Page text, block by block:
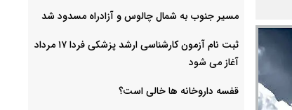
مسیر جنوب به شمال چالوس و آزادراه مسدود شد
ثبت نام آزمون کارشناسی ارشد پزشکی فردا ۱۷ مرداد
آغاز می شود
قفسه داروخانه ها خالی است؟